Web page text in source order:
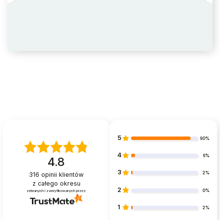
wanna
sofa
ława
fortepian z krzesełkiem
łóżko z baldachimem i pościelą
4.8
316 opinii klientów
z całego okresu
zebranych i zweryfikowanych przez
5 90%
4 6%
3 2%
2 0%
1 2%